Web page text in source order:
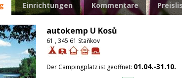
Einrichtungen Kommentare
autokemp U Kosů
61 , 345 61 Staňkov
Der Campingplatz ist geöffnet: 01.04.-31.10.